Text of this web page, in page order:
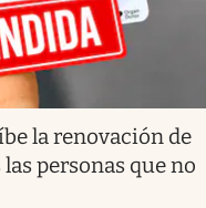
la renovación de
personas que no